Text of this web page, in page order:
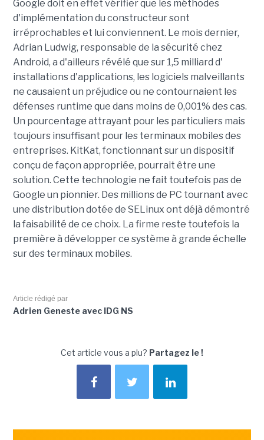
Google doit en effet vérifier que les méthodes
d'implémentation du constructeur sont
irréprochables et lui conviennent. Le mois dernier,
Adrian Ludwig, responsable de la sécurité chez
Android, a d'ailleurs révélé que sur 1,5 milliard d'
installations d'applications, les logiciels malveillants
ne causaient un préjudice ou ne contournaient les
défenses runtime que dans moins de 0,001% des cas.
Un pourcentage attrayant pour les particuliers mais
toujours insuffisant pour les terminaux mobiles des
entreprises. KitKat, fonctionnant sur un dispositif
conçu de façon appropriée, pourrait être une
solution. Cette technologie ne fait toutefois pas de
Google un pionnier. Des millions de PC tournant avec
une distribution dotée de SELinux ont déjà démontré
la faisabilité de ce choix. La firme reste toutefois la
première à développer ce système à grande échelle
sur des terminaux mobiles.
Article rédigé par
Adrien Geneste avec IDG NS
Cet article vous a plu? Partagez le !